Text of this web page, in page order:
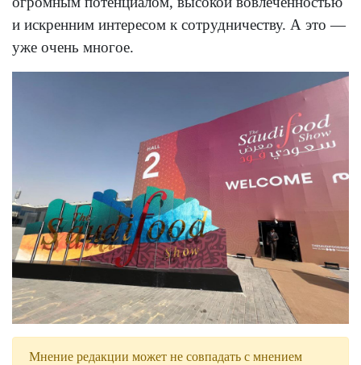
и искренним интересом к сотрудничеству. А это —
уже очень многое.
Мнение редакции может не совпадать с мнением